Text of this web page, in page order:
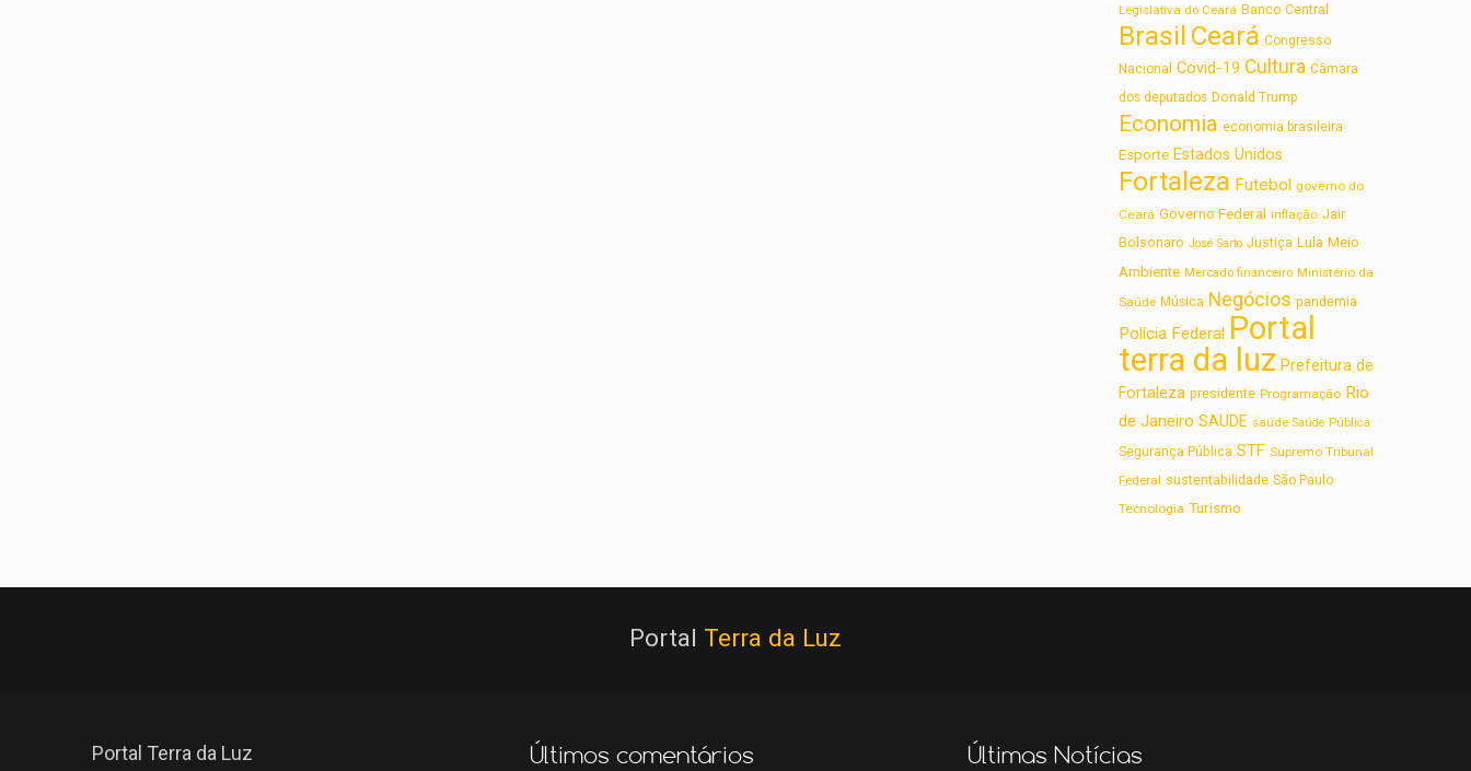
Legislativa do Ceará Banco Central
Brasil Ceará Congresso
Nacional
Covid-19 Cultura Câmara
dos deputados Donald Trump
Economia economia brasileira
Esporte Estados Unidos
Fortaleza Futebol governo do
Ceará Governo Federal inflação Jair
Bolsonaro José Sarto Justiça Lula Meio
Ambiente Mercado financeiro Ministério da
Saúde Música Negócios pandemia
Polícia Federal Portal
terra da luz Prefeitura de
Fortaleza presidente Programação Rio
de Janeiro SAUDE saúde Saúde Pública
Segurança Pública STF Supremo Tribunal
Federal sustentabilidade São Paulo
Tecnologia Turismo
Portal Terra da Luz
Portal Terra da Luz Últimos comentários Últimas Notícias